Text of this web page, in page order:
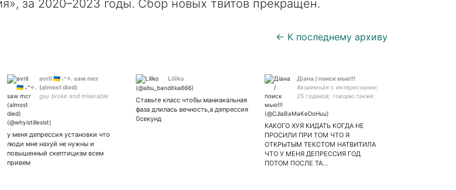
за 2020–2023 годы. Сбор новых твитов прекращён.
← К последнему архиву
avril 🇺🇦 ˖⁺✧.​ saw mcr
(almost died)
gay broke and miserable
у меня депрессия установки что
люди мне нахуй не нужны и
повышенный скептицизм всем
привем
Liliko
Ставьте класс чтобы маниакальная
фаза длилась вечность,а депрессия
0секунд
Діана / поиск мью!!!
#взаимная с интересными;
25 годиков; говорю также:
только щитпостинг; трохи
євробачення
КАКОГО ХУЯ КИДАТЬ КОГДА НЕ
ПРОСИЛИ ПРИ ТОМ ЧТО Я
ОТКРЫТЫМ ТЕКСТОМ НАТВИТИЛА
ЧТО У МЕНЯ ДЕПРЕССИЯ ГОД
ПОТОМ ПОСЛЕ ТА…